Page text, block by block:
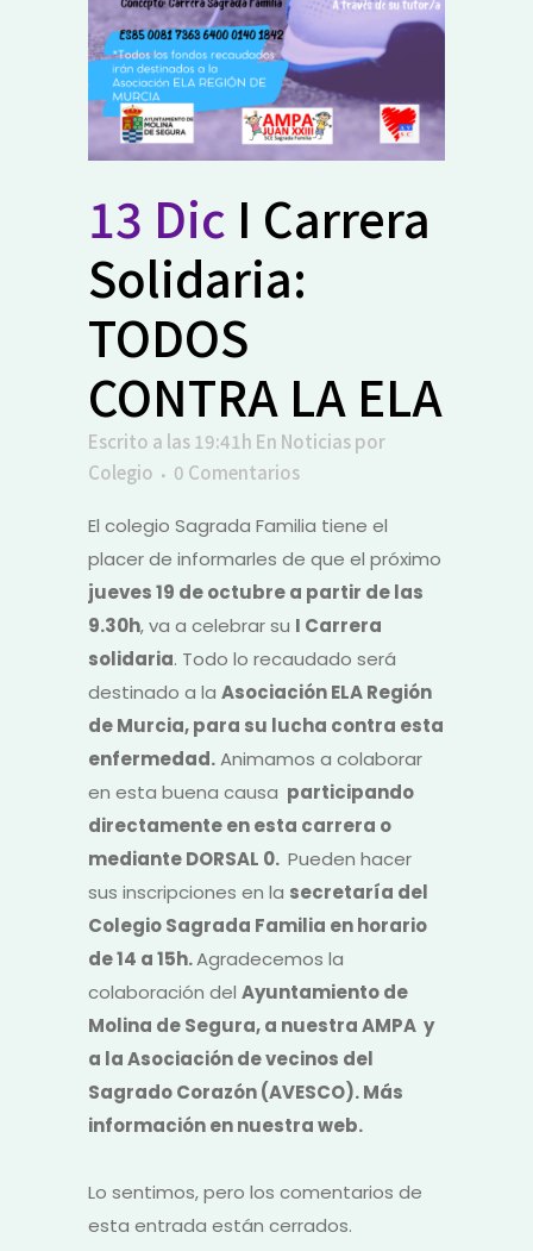
13 Dic I Carrera
Solidaria:
TODOS
CONTRA LA ELA
Escrito a las 19:41h En Noticiaspor
Colegio
0 Comentarios
El colegio Sagrada Familia tiene el
placer de informarles de que el próximo
jueves 19 de octubre a partir de las
9.30h, va a celebrar su I Carrera
solidaria. Todo lo recaudado será
destinado a la Asociación ELA Región
de Murcia, para su lucha contra esta
enfermedad.Animamos a colaborar
en esta buena causa participando
directamente en esta carrera o
mediante DORSAL 0. Pueden hacer
sus inscripciones en la secretaría del
Colegio Sagrada Familia en horario
de 14 a 15h.Agradecemos la
colaboración del Ayuntamiento de
Molina de Segura, a nuestra AMPA y
a la Asociación de vecinos del
Sagrado Corazón (AVESCO). Más
información en nuestra web.
Lo sentimos, pero los comentarios de
esta entrada están cerrados.